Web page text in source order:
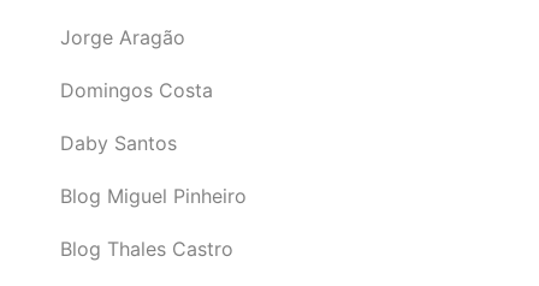
Jorge Aragão
Domingos Costa
Daby Santos
Blog Miguel Pinheiro
Blog Thales Castro